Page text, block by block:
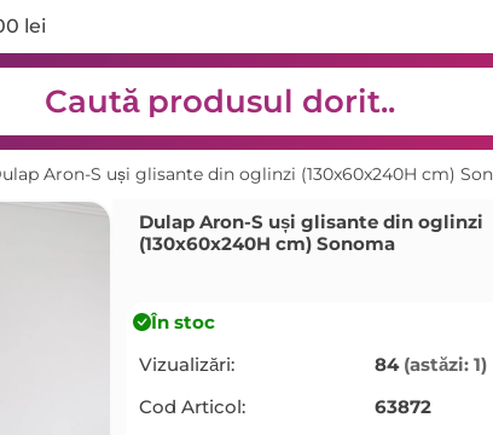
lei
Aron-S uși glisante din oglinzi (130x60x240H cm)
Dulap Aron-S uși glisante din oglinzi
(130x60x240H cm) Sonoma
În stoc
Vizualizări:
84 (astăzi: 1)
Cod Articol:
63872